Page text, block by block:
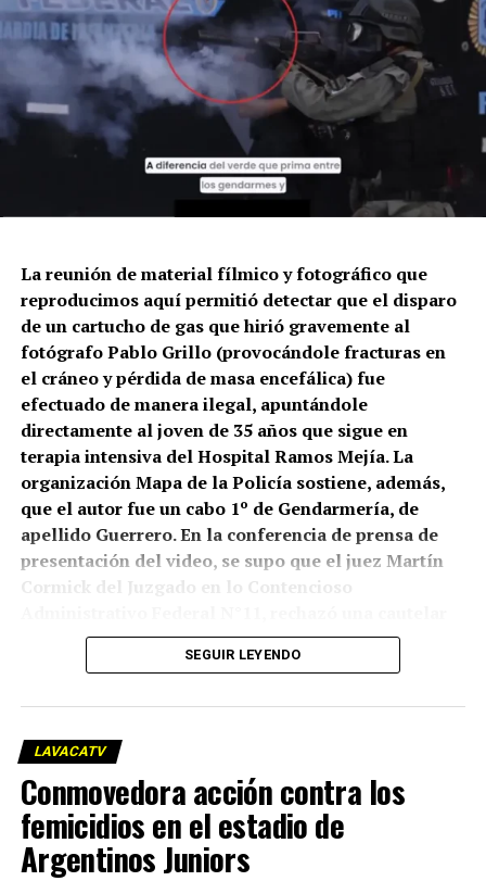
La reunión de material fílmico y fotográfico que
reproducimos aquí permitió detectar que el disparo
de un cartucho de gas que hirió gravemente al
fotógrafo Pablo Grillo (provocándole fracturas en
el cráneo y pérdida de masa encefálica) fue
efectuado de manera ilegal, apuntándole
directamente al joven de 35 años que sigue en
terapia intensiva del Hospital Ramos Mejía. La
organización Mapa de la Policía sostiene, además,
que el autor fue un cabo 1º de Gendarmería, de
apellido Guerrero. En la conferencia de prensa de
presentación del video, se supo que el juez Martín
Cormick del Juzgado en lo Contencioso
que había presentado el Centro de Estudios Legales
y Sociales (CELS), que está intentando una
lo que sí planteó Cormick es que “ante la
proximidad de la marcha convocada para el
miércoles 19/03/25, que genera en los solicitantes la
incertidumbre acerca de que los hechos ya
acontecidos puedan volver a repetirse, corresponde
poner en conocimiento de las partes que este
SEGUIR LEYENDO
LAVACATV
Conmovedora acción contra los
femicidios en el estadio de
Argentinos Juniors